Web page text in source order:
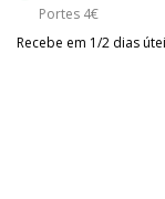
Portes 4€
Recebe em 1/2 dias